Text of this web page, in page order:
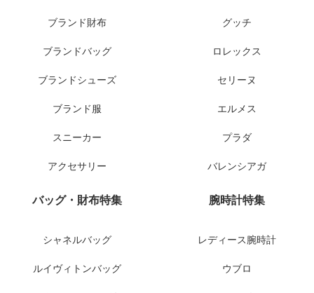
ブランド財布
ブランドバッグ
ブランドシューズ
ブランド服
スニーカー
アクセサリー
グッチ
ロレックス
セリーヌ
エルメス
プラダ
バレンシアガ
バッグ・財布特集
シャネルバッグ
ルイヴィトンバッグ
腕時計特集
レディース腕時計
ウブロ